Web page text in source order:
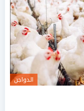
الدواجن